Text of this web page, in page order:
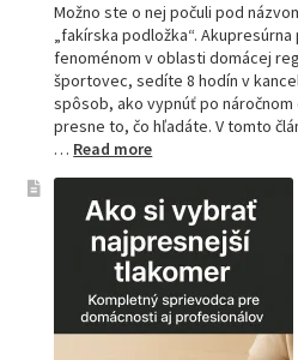
Možno ste o nej počuli pod
„fakírska podložka“.
fenoménom v oblasti domácej
športovec, sedíte 8 hodín v
spôsob, ako vypnúť po
presne to, čo hľadáte. V tomto
… Read more:
sprievodca
akupresúrnou
podložkou:
Ako
si
vybrať
tú